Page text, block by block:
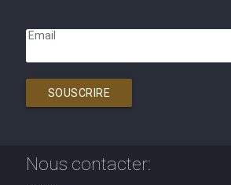
Email
SOUSCRIRE
Nous contacter: